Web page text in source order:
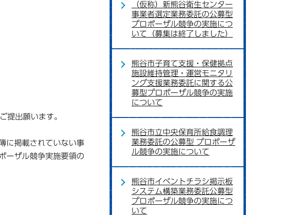
提出願います。
に掲載されていない事
ーザル競争実施要領の
（仮称）新熊谷衛生センター
事業者選定業務委託の公募型
プロポーザル競争の実施につ
いて（募集は終了しました）
熊谷市子育て支援・保健拠点
施設維持管理・運営モニタリ
ング支援業務委託に関する公
募型プロポーザル競争の実施
について
熊谷市立中央保育所給食調理
業務委託の公募型 プロポーザ
ル競争の実施について
熊谷市イベントチラシ掲示板
システム構築業務委託公募型
プロポーザル競争の実施につ
いて